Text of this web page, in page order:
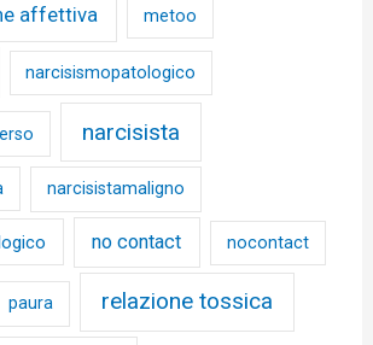
affettiva metoo
narcisismopatologico
narcisista
narcisistamaligno
no contact nocontact
paura relazione tossica